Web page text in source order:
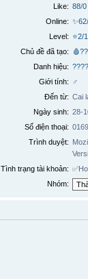
Like: 88/0
Online:
Level: ⭐2/
Chủ đề đã tạo:
Danh hiệu:
Giới tính:
♂️
Đến từ: Cai
Ngày sinh: 28-
Số điện thoại:
Trình duyệt:
Tình trạng tài khoản: ✅
Nhóm: